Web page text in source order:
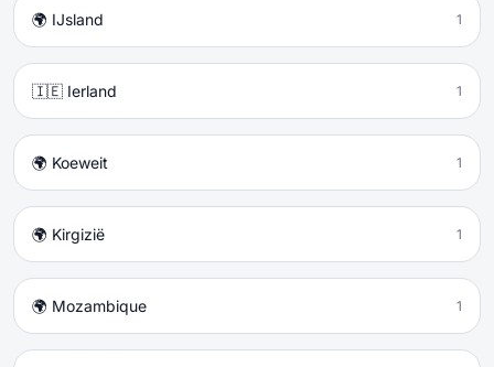
🌍 IJsland 1
🇮🇪 Ierland 1
🌍 Koeweit 1
🌍 Kirgizië 1
🌍 Mozambique 1